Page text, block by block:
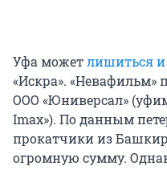
Уфа можетлишиться и
«Искра». «Невафильм»
ООО «Юниверсал»
Imax»). По данным
прокатчики из
огромную сумму.